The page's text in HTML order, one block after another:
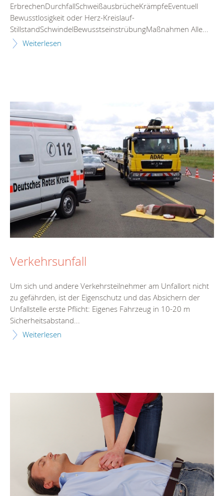
ErbrechenDurchfallSchweißausbrücheKrämpfeEventuell
Bewusstlosigkeit oder Herz-Kreislauf-
StillstandSchwindelBewusstseinstrübungMaßnahmen Alle...
Weiterlesen
Verkehrsunfall
Um sich und andere Verkehrsteilnehmer am Unfallort nicht
zu gefährden, ist der Eigenschutz und das Absichern der
Unfallstelle erste Pflicht: Eigenes Fahrzeug in 10-20 m
Sicherheitsabstand...
Weiterlesen